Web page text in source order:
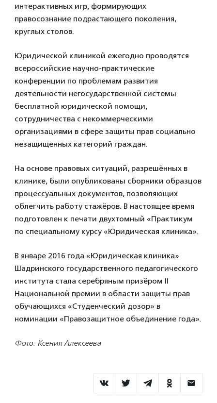
интерактивных игр, формирующих
правосознание подрастающего поколения,
круглых столов.
Юридической клиникой ежегодно проводятся
всероссийские научно-практические
конференции по проблемам развития
деятельности негосударственной системы
бесплатной юридической помощи,
сотрудничества с некоммерческими
организациями в сфере защиты прав социально
незащищенных категорий граждан.
На основе правовых ситуаций, разрешённых в
клинике, были опубликованы сборники образцов
процессуальных документов, позволяющих
облегчить работу стажёров. В настоящее время
подготовлен к печати двухтомный «Практикум
по специальному курсу «Юридическая клиника».
В январе 2016 года «Юридическая клиника»
Шадринского государственного педагогического
института стала серебряным призёром II
Национальной премии в области защиты прав
обучающихся «Студенческий дозор» в
номинации «Правозащитное объединение года».
Фото: Ксения Алексеева